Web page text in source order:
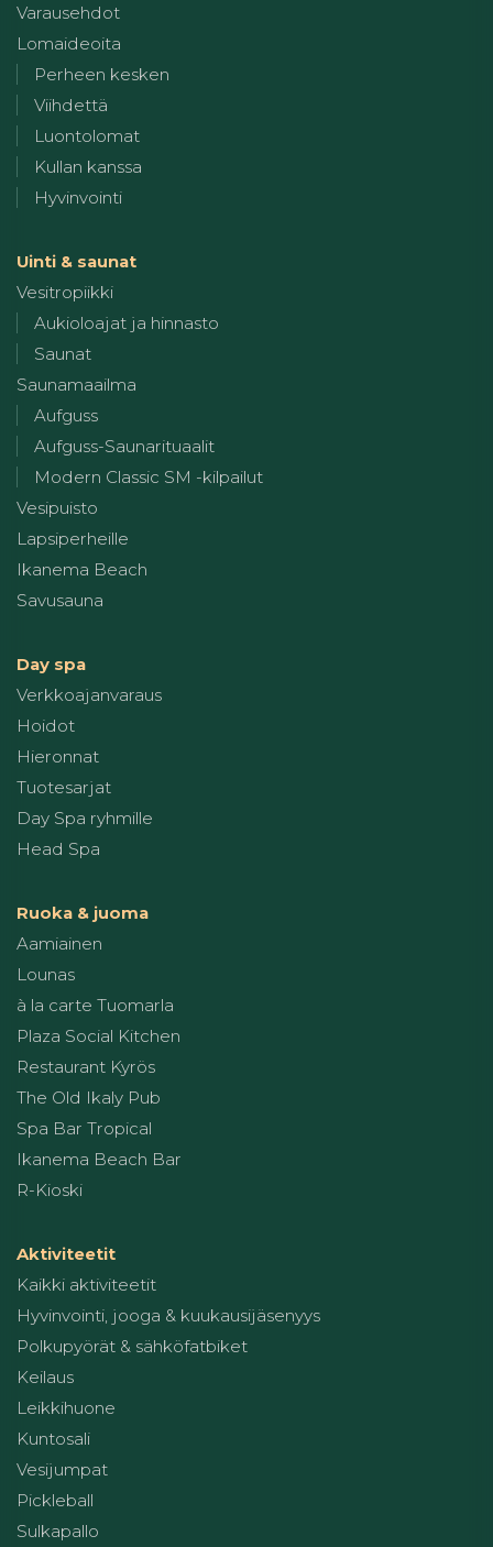
Varausehdot
Lomaideoita
Perheen kesken
Viihdettä
Luontolomat
Kullan kanssa
Hyvinvointi
Uinti & saunat
Vesitropiikki
Aukioloajat ja hinnasto
Saunat
Saunamaailma
Aufguss
Aufguss-Saunarituaalit
Modern Classic SM -kilpailut
Vesipuisto
Lapsiperheille
Ikanema Beach
Savusauna
Day spa
Verkkoajanvaraus
Hoidot
Hieronnat
Tuotesarjat
Day Spa ryhmille
Head Spa
Ruoka & juoma
Aamiainen
Lounas
à la carte Tuomarla
Plaza Social Kitchen
Restaurant Kyrös
The Old Ikaly Pub
Spa Bar Tropical
Ikanema Beach Bar
R-Kioski
Aktiviteetit
Kaikki aktiviteetit
Hyvinvointi, jooga & kuukausijäsenyys
Polkupyörät & sähköfatbiket
Keilaus
Leikkihuone
Kuntosali
Vesijumpat
Pickleball
Sulkapallo